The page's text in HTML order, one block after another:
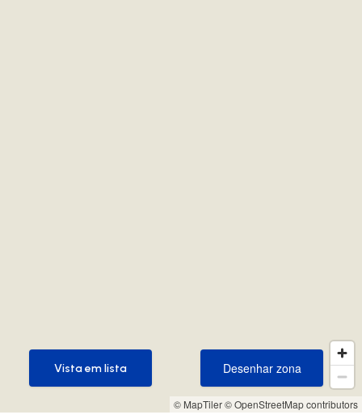
© MapTiler© OpenStreetMap contributors
Desenhar zona
Desenhar zona
Vista em lista
Vista em lista